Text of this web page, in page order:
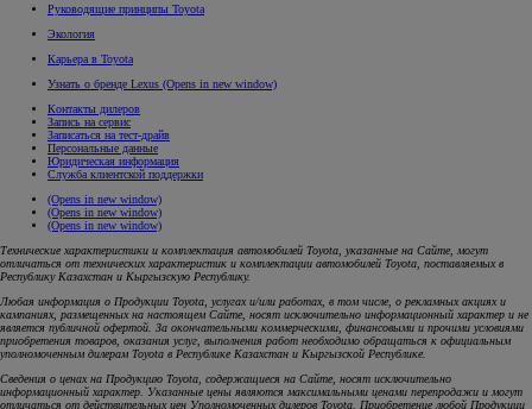
Руководящие принципы Toyota
Экология
Карьера в Toyota
Узнать о бренде Lexus (Opens in new window)
Контакты дилеров
Запись на сервис
Записаться на тест-драйв
Персональные данные
Юридическая информация
Служба клиентской поддержки
(Opens in new window)
(Opens in new window)
(Opens in new window)
Технические характеристики и комплектация автомобилей Toyota, указанные на Сайте, могут
отличаться от технических характеристик и комплектации автомобилей Toyota, поставляемых в
Республику Казахстан и Кыргызскую Республику.
Любая информация о Продукции Toyota, услугах и/или работах, в том числе, о рекламных акциях и
кампаниях, размещенных на настоящем Cайте, носят исключительно информационный характер и не
является публичной офертой. За окончательными коммерческими, финансовыми и прочими условиями
приобретения товаров, оказания услуг, выполнения работ необходимо обращаться к официальным
уполномоченным дилерам Toyota в Республике Казахстан и Кыргызской Республике.
Сведения о ценах на Продукцию Toyota, содержащиеся на Сайте, носят исключительно
информационный характер. Указанные цены являются максимальными ценами перепродажи и могут
отличаться от действительных цен Уполномоченных дилеров Toyota. Приобретение любой Продукции